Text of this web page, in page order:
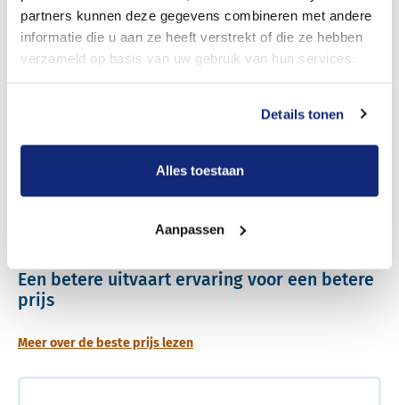
partners kunnen deze gegevens combineren met andere
informatie die u aan ze heeft verstrekt of die ze hebben
verzameld op basis van uw gebruik van hun services.
Details tonen
Alles toestaan
Aanpassen
Bekijk tarieven voor begrafenis
Een betere uitvaart ervaring voor een betere
prijs
Meer over de beste prijs lezen